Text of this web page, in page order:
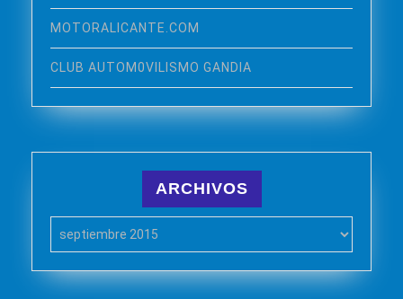
MOTORALICANTE.COM
CLUB AUTOM0VILISMO GANDIA
ARCHIVOS